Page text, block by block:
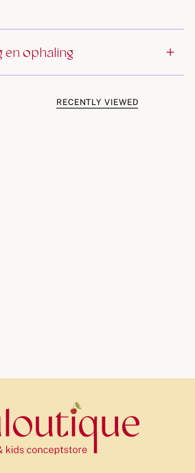
het rolltop-design vergroot je de
kleurrijke patches kunnen bevestigd
en ophaling
RECENTLY VIEWED